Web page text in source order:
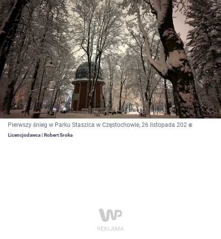
Pierwszy śnieg w Parku Staszica w Częstochowie, 26 listopada 202 ©
Licencjodawca | Robert Sroka